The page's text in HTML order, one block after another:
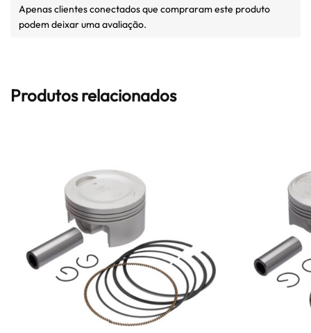
Apenas clientes conectados que compraram este produto
podem deixar uma avaliação.
Produtos relacionados